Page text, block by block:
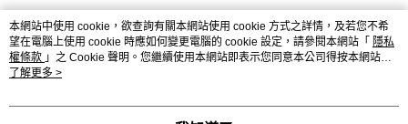
熱門標籤
本網站中使用 cookie，欲查詢有關本網站使用 cookie 方式之詳情，及若您不希
望在電腦上使用 cookie 時應如何變更電腦的 cookie 設定，請參閱本網站「 隱私
權條款 」之 Cookie 聲明。您繼續使用本網站即表示您同意本公司得按本網站使
用條款之 Cookie 聲明使用 cookie。
了解更多 >